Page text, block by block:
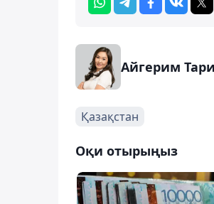
Айгерим
Қазақстан
Оқи отырыңыз